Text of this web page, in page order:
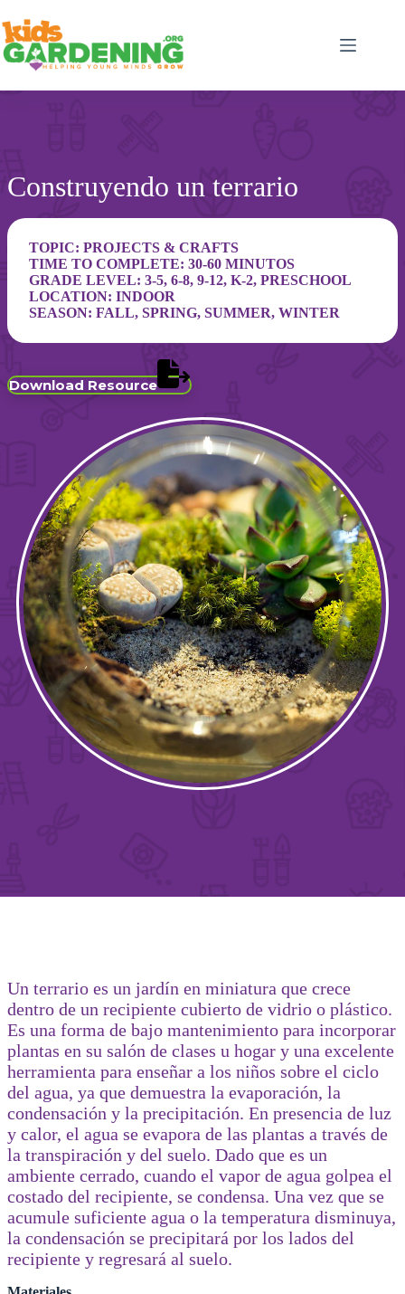
to
content
Construyendo un terrario
TOPIC: PROJECTS & CRAFTS
TIME TO COMPLETE: 30-60 MINUTOS
GRADE LEVEL: 3-5, 6-8, 9-12, K-2, PRESCHOOL
LOCATION: INDOOR
SEASON: FALL, SPRING, SUMMER, WINTER
Download Resource
Un terrario es un jardín en miniatura que crece
dentro de un recipiente cubierto de vidrio o plástico.
Es una forma de bajo mantenimiento para incorporar
plantas en su salón de clases u hogar y una excelente
herramienta para enseñar a los niños sobre el ciclo
del agua, ya que demuestra la evaporación, la
condensación y la precipitación. En presencia de luz
y calor, el agua se evapora de las plantas a través de
la transpiración y del suelo. Dado que es un
ambiente cerrado, cuando el vapor de agua golpea el
costado del recipiente, se condensa. Una vez que se
acumule suficiente agua o la temperatura disminuya,
la condensación se precipitará por los lados del
recipiente y regresará al suelo.